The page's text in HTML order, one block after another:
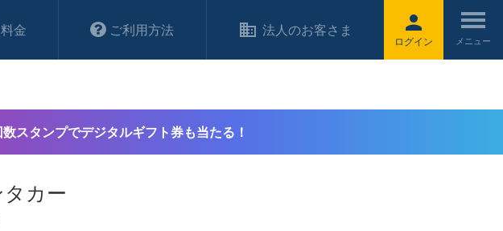
ログイン
金 ご利用方法 法人のお客さま
スタンプでデジタルギフト券も当たる！
カー